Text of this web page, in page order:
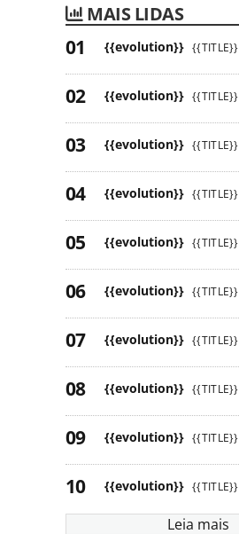
MAIS LIDAS
{{evolution}} {{TITLE}}
{{evolution}} {{TITLE}}
{{evolution}} {{TITLE}}
{{evolution}} {{TITLE}}
{{evolution}} {{TITLE}}
{{evolution}} {{TITLE}}
{{evolution}} {{TITLE}}
{{evolution}} {{TITLE}}
{{evolution}} {{TITLE}}
{{evolution}} {{TITLE}}
Leia mais